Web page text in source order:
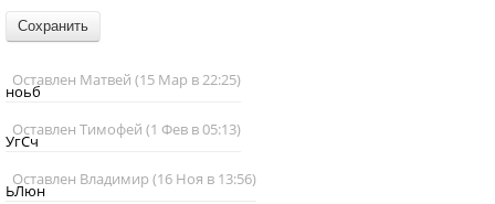
Оставлен Матвей (15 Мар в 22:25)
ноьб
Оставлен Тимофей (1 Фев в 05:13)
УгСч
Оставлен Владимир (16 Ноя в 13:56)
ЬЛюн